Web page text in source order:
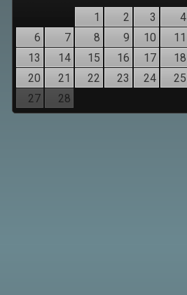
1
2 3 4
6
7 8 9 10 11
13
14 15 16 17 18
20
21 22 23 24 25
27
28